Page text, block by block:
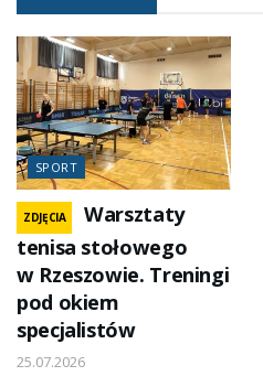
SPORT
ZDJĘCIA
Warsztaty
tenisa stołowego
w Rzeszowie. Treningi
pod okiem
specjalistów
25.07.2026